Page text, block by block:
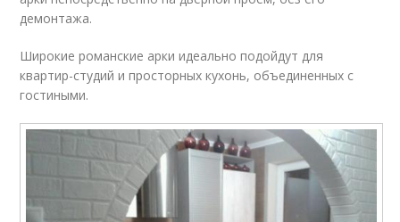
демонтажа.
Широкие романские арки идеально подойдут для
квартир-студий и просторных кухонь, объединенных с
гостиными.